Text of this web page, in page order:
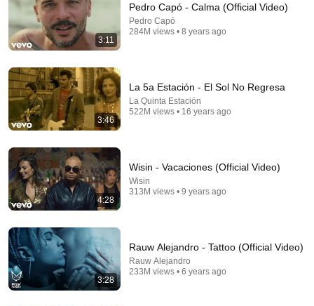
Romeo Santos - Propuesta Indecente (Official Video)
3:11
Pedro Capó - Calma (Official Video)
Pedro Capó
284M views • 8 years ago
3:46
La 5a Estación - El Sol No Regresa
La Quinta Estación
522M views • 16 years ago
4:28
Wisin - Vacaciones (Official Video)
Wisin
313M views • 9 years ago
3:28
Rauw Alejandro - Tattoo (Official Video)
Rauw Alejandro
233M views • 6 years ago